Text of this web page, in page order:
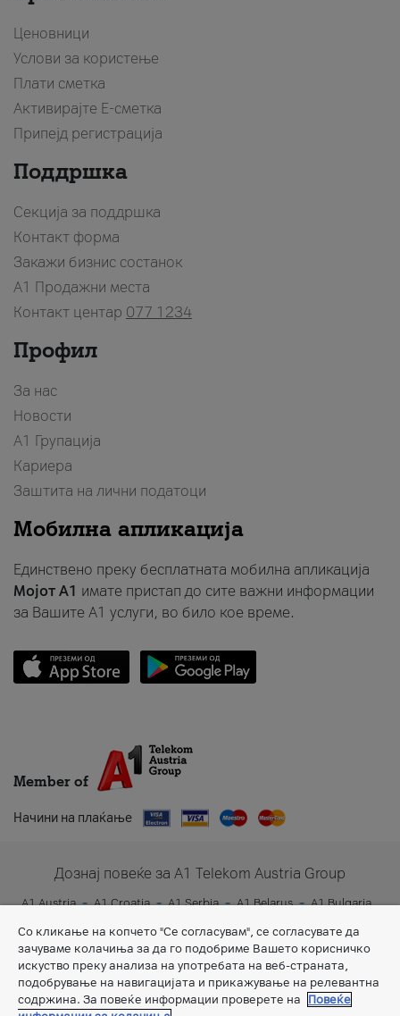
Ценовници
Услови за користење
Плати сметка
Активирајте Е-сметка
Припејд регистрација
Поддршка
Секција за поддршка
Контакт форма
Закажи бизнис состанок
A1 Продажни места
Контакт центар 077 1234
Профил
За нас
Новости
А1 Групација
Кариера
Заштита на лични податоци
Мобилна апликација
Единствено преку бесплатната мобилна апликација
Мојот A1 имате пристап до сите важни информации
за Вашите A1 услуги, во било кое време.
Member of
Начини на плаќање
Дознај повеќе за A1 Telekom Austria Group
A1 Austria A1 Croatia A1 Serbia A1 Belarus
A1 Bulgaria
Со кликање на копчето "Се согласувам", се согласувате да
зачуваме колачиња за да го подобриме Вашето корисничко
искуство преку анализа на употребата на веб-страната,
подобрување на навигацијата и прикажување на релевантна
содржина. За повеќе информации проверете на
Повеќе